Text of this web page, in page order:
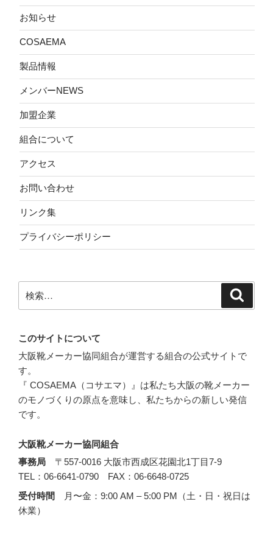
お知らせ
COSAEMA
製品情報
メンバーNEWS
加盟企業
組合について
アクセス
お問い合わせ
リンク集
プライバシーポリシー
索:
このサイトについて
大阪靴メーカー協同組合が運営する組合の公式サイトで
す。
『 COSAEMA（コサエマ）』は私たち大阪の靴メーカー
のモノづくりの原点を意味し、私たちからの新しい発信
です。
大阪靴メーカー協同組合
事務局 〒557-0016 大阪市西成区花園北1丁目7-9
TEL：06-6641-0790 FAX：06-6648-0725
受付時間
月〜金：9:00 AM – 5:00 PM（土・日・祝日は
休業）